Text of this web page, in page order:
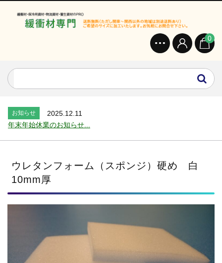
0
オンラインショップを開設いたしました。...
お知らせ
2026.7.24
お知らせ
2025.12.11
年末年始休業のお知らせ...
お知らせ
2024.2.27
全国へ確実・迅速に納品...
お知らせ
2024.2.27
オンラインショップを開設いたしました。...
2026年 夏季休業のお知らせ...
2025.12.11
年末年始休業のお知らせ...
お知らせ
ウレタンフォーム（スポンジ）硬め 白
10mm厚